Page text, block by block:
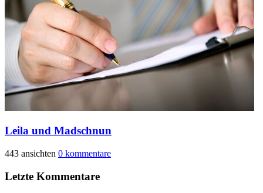
Leila und Madschnun
443 ansichten 0 kommentare
Letzte Kommentare